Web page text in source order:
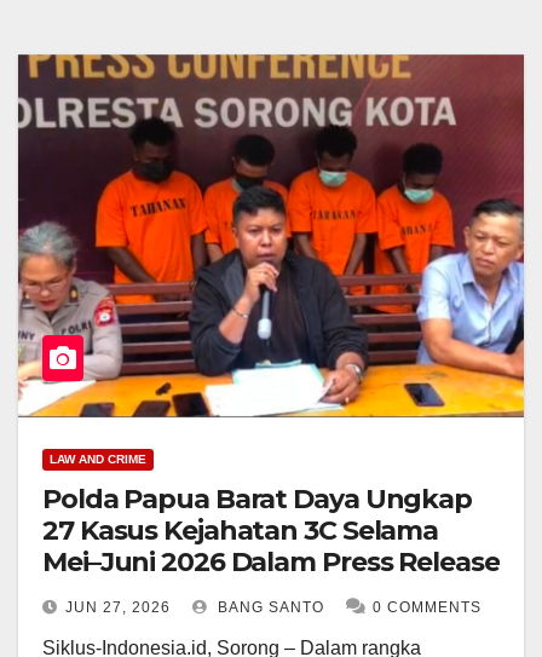
LAW AND CRIME
Polda Papua Barat Daya Ungkap
27 Kasus Kejahatan 3C Selama
Mei–Juni 2026 Dalam Press Release
JUN 27, 2026 BANG SANTO 0 COMMENTS
Siklus-Indonesia.id, Sorong – Dalam rangka